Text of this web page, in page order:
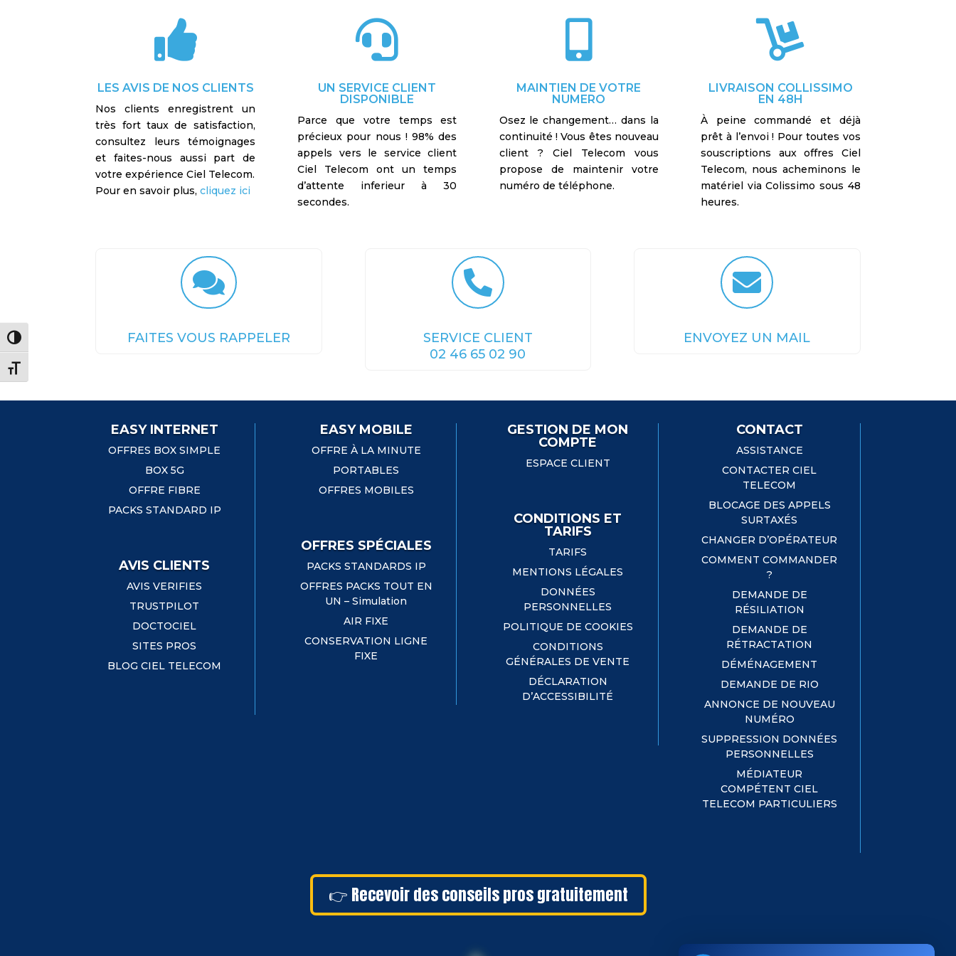
Passer en contraste élevé
Changer la taille de la police

LES AVIS DE NOS CLIENTS
Nos clients enregistrent un
très fort taux de satisfaction,
consultez leurs témoignages
et faites-nous aussi part de
votre expérience Ciel Telecom.
Pour en savoir plus,cliquez ici

UN SERVICE CLIENT
DISPONIBLE
Parce que votre temps est
précieux pour nous ! 98% des
appels vers le service client
Ciel Telecom ont un temps
d’attente inferieur à 30
secondes.

MAINTIEN DE VOTRE
NUMERO
Osez le changement… dans la
continuité ! Vous êtes nouveau
client ? Ciel Telecom vous
propose de maintenir votre
numéro de téléphone.

LIVRAISON COLLISSIMO
EN 48H
À peine commandé et déjà
prêt à l’envoi ! Pour toutes vos
souscriptions aux offres Ciel
Telecom, nous acheminons le
matériel via Colissimo sous 48
heures.

FAITES VOUS RAPPELER

SERVICE CLIENT
02 46 65 02 90

ENVOYEZ UN MAIL
EASY INTERNET
OFFRES BOX SIMPLE
BOX 5G
OFFRE FIBRE
PACKS STANDARD IP
AVIS CLIENTS
AVIS VERIFIES
TRUSTPILOT
DOCTOCIEL
SITES PROS
BLOG CIEL TELECOM
EASY MOBILE
OFFRE À LA MINUTE
PORTABLES
OFFRES MOBILES
OFFRES SPÉCIALES
PACKS STANDARDS IP
OFFRES PACKS TOUT EN
UN – Simulation
AIR FIXE
CONSERVATION LIGNE
FIXE
GESTION DE MON
COMPTE
ESPACE CLIENT
CONDITIONS ET
TARIFS
TARIFS
MENTIONS LÉGALES
DONNÉES
PERSONNELLES
POLITIQUE DE COOKIES
CONDITIONS
GÉNÉRALES DE VENTE
DÉCLARATION
D’ACCESSIBILITÉ
CONTACT
ASSISTANCE
CONTACTER CIEL
TELECOM
BLOCAGE DES APPELS
SURTAXÉS
CHANGER D’OPÉRATEUR
COMMENT COMMANDER
?
DEMANDE DE
RÉSILIATION
DEMANDE DE
RÉTRACTATION
DÉMÉNAGEMENT
DEMANDE DE RIO
ANNONCE DE NOUVEAU
NUMÉRO
SUPPRESSION DONNÉES
PERSONNELLES
MÉDIATEUR
COMPÉTENT CIEL
TELECOM PARTICULIERS
👉 Recevoir des conseils pros gratuitement